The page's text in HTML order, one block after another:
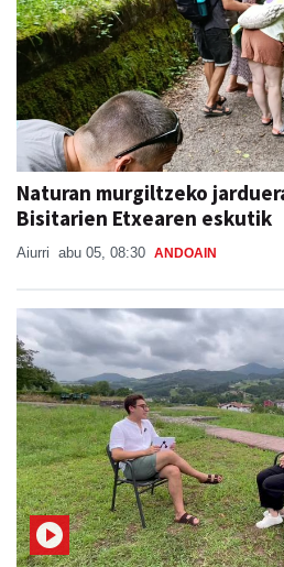
Naturan murgiltzeko
Bisitarien Etxearen eskutik
Aiurri abu 05, 08:30 ANDOAIN